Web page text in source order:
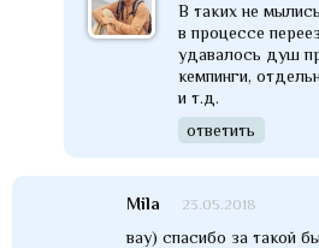
В таких не
в процессе
удавалось душ
кемпинги,
и т.д.
ответить
Mila 23.05.2018
вау) спасибо за такой